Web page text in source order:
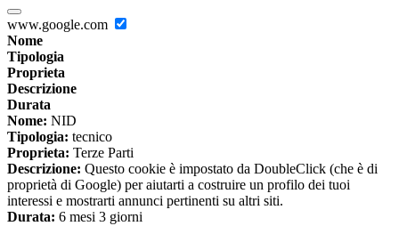
www.google.com
Nome
Tipologia
Proprieta
Descrizione
Durata
Nome: NID
Tipologia: tecnico
Proprieta: Terze Parti
Descrizione: Questo cookie è impostato da DoubleClick (che è di
proprietà di Google) per aiutarti a costruire un profilo dei tuoi
interessi e mostrarti annunci pertinenti su altri siti.
Durata: 6 mesi 3 giorni